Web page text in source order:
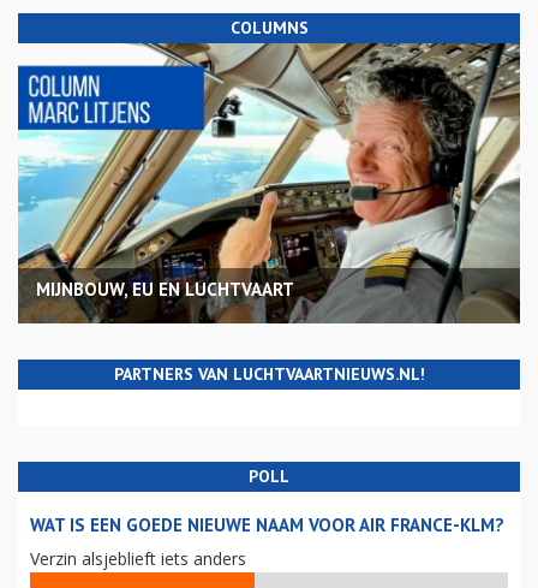
COLUMNS
MIJNBOUW, EU EN LUCHTVAART
PARTNERS VAN LUCHTVAARTNIEUWS.NL!
POLL
WAT IS EEN GOEDE NIEUWE NAAM VOOR AIR FRANCE-KLM?
Verzin alsjeblieft iets anders